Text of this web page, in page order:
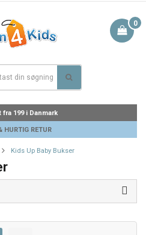
0
fra 199 i Danmark
HURTIG RETUR
Kids Up Baby Bukser